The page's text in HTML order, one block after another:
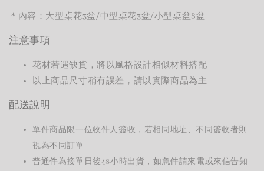
＊ 內容：大型桌花3盆/中型桌花3盆/小型桌盆8盆
注意事項
花材若遇缺貨，將以風格設計相似材料搭配
以上商品尺寸稍有誤差，請以實際商品為主
配送說明
單件商品限一位收件人簽收，若相同地址、不同簽收者則
視為不同訂單
普通件為接單日後48小時出貨，如急件請來電或來信告知